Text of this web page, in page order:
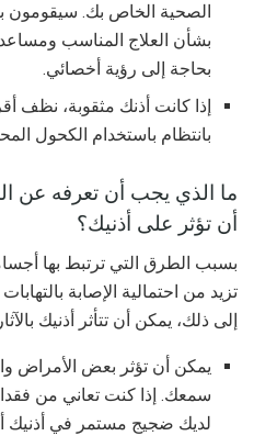
الصحية الخاص بك. سيقومون
بشأن العلاج المناسب
بحاجة إلى رؤية أخصائي.
إذا كانت أذنك مثقوبة، نظف
بانتظام باستخدام الكحول
ما الذي يجب أن تعرفه عن
أن تؤثر على أذنيك؟
بسبب الطرق التي ترتبط بها
تزيد من احتمالية الإصابة
إلى ذلك، يمكن أن تتأثر أذنيك
يمكن أن تؤثر بعض الأمراض
سمعك. إذا كنت تعاني من
لديك ضجيج مستمر في أذنيك